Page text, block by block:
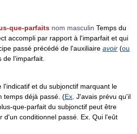
que-parfaits nom masculin Temps du
accompli par rapport à l'imparfait et qui
passé précédé de l'auxiliaire avoir (ou
de l'imparfait.
l'indicatif et du subjonctif marquant le
temps déjà passé. (Ex . J'avais prévu qu'il
que-parfait du subjonctif peut être
d'un conditionnel passé. Ex. Qui l'eût